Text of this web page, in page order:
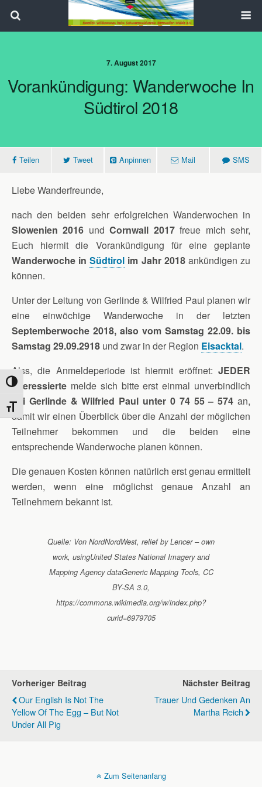
Umschalten auf hohe Kontraste
Schrift vergrößern
7. August 2017
Vorankündigung: Wanderwoche In
Südtirol 2018
Teilen Tweet Anpinnen Mail SMS
Liebe Wanderfreunde,
nach den beiden sehr erfolgreichen Wanderwochen in
Slowenien 2016 undCornwall 2017freue mich sehr,
Euch hiermit die Vorankündigung für eine geplante
Wanderwoche in Südtirol im Jahr 2018ankündigen zu
können.
Unter der Leitung von Gerlinde & Wilfried Paul planen wir
eine einwöchige Wanderwoche in der letzten
Septemberwoche 2018, also vom Samstag 22.09. bis
Samstag 29.09.2918 und zwar in der Region Eisacktal.
Alss, die Anmeldeperiode ist hiermit eröffnet: JEDER
Interessierte melde sich bitte erst einmal unverbindlich
bei Gerlinde & Wilfried Paul unter 0 74 55 – 574 an,
damit wir einen Überblick über die Anzahl der möglichen
Teilnehmer bekommen und die beiden eine
entsprechende Wanderwoche planen können.
Die genauen Kosten können natürlich erst genau ermittelt
werden, wenn eine möglichst genaue Anzahl an
Teilnehmern bekannt ist.
Quelle: Von NordNordWest, relief by Lencer – own
work, usingUnited States National Imagery and
Mapping Agency dataGeneric Mapping Tools, CC
BY-SA 3.0,
https://commons.wikimedia.org/w/index.php?
curid=6979705
Vorheriger Beitrag
Our English Is Not The
Yellow Of The Egg – But Not
Under All Pig
Nächster Beitrag
Trauer Und Gedenken An
Martha Reich
Zum Seitenanfang